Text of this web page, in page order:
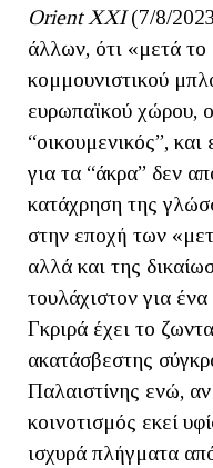
Orient XXI(7/8/
άλλων, ότι «μετά
κομμουνιστικού
ευρωπαϊκού χώρου,
“οικουμενικός”,
για τα “άκρα” δεν
κατάχρηση της
στην εποχή των
αλλά και της
τουλάχιστον για
Γκριρά έχει το
ακατάσβεστης
Παλαιστίνης ενώ,
κοινοτισμός εκεί
ισχυρά πλήγματα